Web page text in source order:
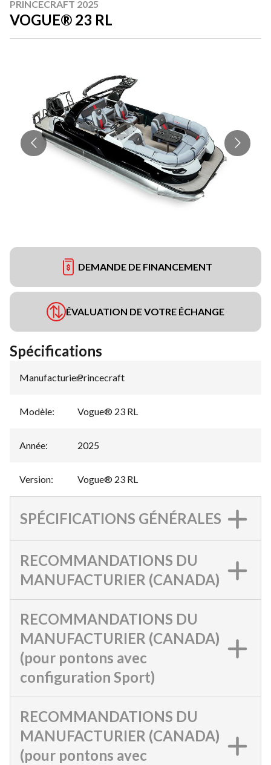
PRINCECRAFT 2025
VOGUE® 23 RL
DEMANDE DE FINANCEMENT
ÉVALUATION DE VOTRE ÉCHANGE
Spécifications
Manufacturier:
Princecraft
Modèle: Vogue® 23 RL
Année: 2025
Version: Vogue® 23 RL
SPÉCIFICATIONS GÉNÉRALES
RECOMMANDATIONS DU
MANUFACTURIER (CANADA)
RECOMMANDATIONS DU
MANUFACTURIER (CANADA)
(pour pontons avec
configuration Sport)
RECOMMANDATIONS DU
MANUFACTURIER (CANADA)
(pour pontons avec